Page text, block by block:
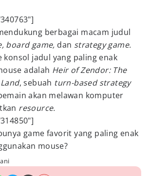
berbagai macam judul
board game, dan strategy game.
konsol jadul yang paling enak
adalah Heir of Zendor: The
, sebuah turn-based strategy
akan melawan komputer
resource.
game favorit yang paling enak
mouse?